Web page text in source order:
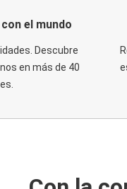
el mundo
Descubre
en más de 40